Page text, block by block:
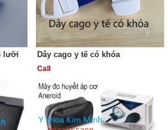
lưỡi Dây cago y tế có khóa
Call